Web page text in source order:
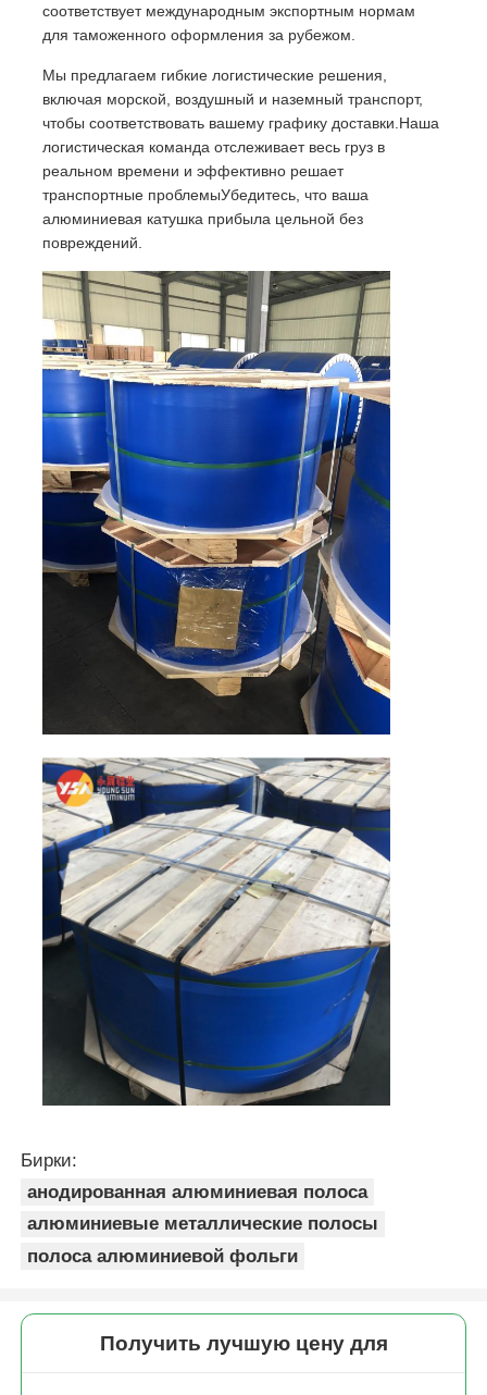
соответствует международным экспортным нормам
для таможенного оформления за рубежом.
Мы предлагаем гибкие логистические решения,
включая морской, воздушный и наземный транспорт,
чтобы соответствовать вашему графику доставки.Наша
логистическая команда отслеживает весь груз в
реальном времени и эффективно решает
транспортные проблемыУбедитесь, что ваша
алюминиевая катушка прибыла цельной без
повреждений.
Бирки:
анодированная алюминиевая полоса
алюминиевые металлические полосы
полоса алюминиевой фольги
Получить лучшую цену для